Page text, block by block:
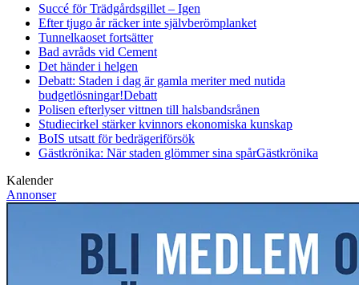
Succé för Trädgårdsgillet – Igen
Efter tjugo år räcker inte självberömplanket
Tunnelkaoset fortsätter
Bad avråds vid Cement
Det händer i helgen
Debatt: Staden i dag är gamla meriter med nutida
budgetlösningar!Debatt
Polisen efterlyser vittnen till halsbandsrånen
Studiecirkel stärker kvinnors ekonomiska kunskap
BoIS utsatt för bedrägeriförsök
Gästkrönika: När staden glömmer sina spårGästkrönika
Kalender
Annonser